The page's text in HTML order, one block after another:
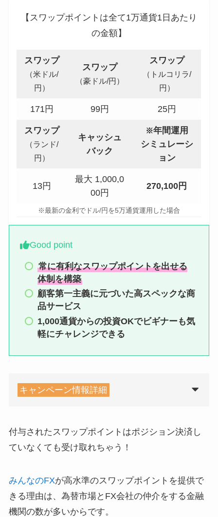
【スワップポイントは全て1万通貨1日あたり
の金額】
スワップ
（米ドル/
円）
スワップ
（豪ドル/円）
スワップ
（トルコリラ/
円）
171円 99円 25円
スワップ
（ランド/
円）
キャッシュ
バック
※年間運用
シミュレーシ
ョン
13円
最大 1,000,0
00円
270,100円
※最新の金利でドル/円を5万通貨運用した場合
Good point
常に有利なスワップポイントを出せる
体制を構築
顧客第一主義に元づいた高スペックな商
品サービス
1,000通貨からの投資OKでビギナーも気
軽にチャレンジできる
キャンペーン情報詳細
付与されたスワップポイントはポジション決済し
ていなくても受け取れちゃう！
みんなのFXが高水準のスワップポイントを提供で
きる理由は、為替市場とFX会社の仲介をする金融
機関の数が多いからです。